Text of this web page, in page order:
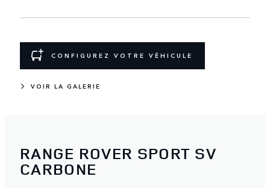
CONFIGUREZ VOTRE VÉHICULE
VOIR LA GALERIE
RANGE ROVER SPORT SV
CARBONE